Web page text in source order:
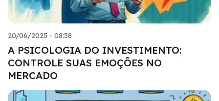
20/06/2025 - 08:58
A PSICOLOGIA DO INVESTIMENTO:
CONTROLE SUAS EMOÇÕES NO
MERCADO